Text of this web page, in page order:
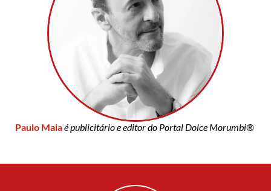
Paulo Maiaé publicitário e editor do Portal Dolce Morumbi®